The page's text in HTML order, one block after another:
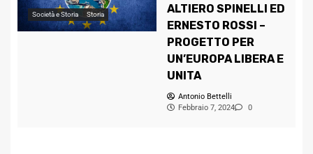
Società e Storia Storia
ALTIERO SPINELLI ED
ERNESTO ROSSI –
PROGETTO PER
UN’EUROPA LIBERA E
UNITA
Antonio Bettelli
Febbraio 7, 2024
0